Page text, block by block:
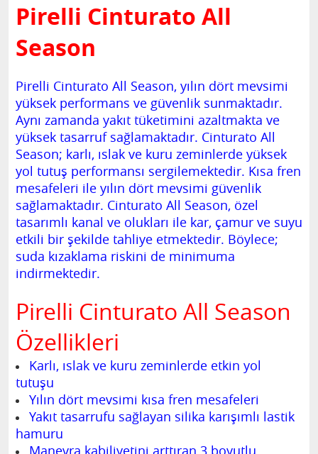
Pirelli Cinturato All
Season
Pirelli Cinturato All Season, yılın dört mevsimi
yüksek performans ve güvenlik sunmaktadır.
Aynı zamanda yakıt tüketimini azaltmakta ve
yüksek tasarruf sağlamaktadır. Cinturato All
Season; karlı, ıslak ve kuru zeminlerde yüksek
yol tutuş performansı sergilemektedir. Kısa fren
mesafeleri ile yılın dört mevsimi güvenlik
sağlamaktadır. Cinturato All Season, özel
tasarımlı kanal ve olukları ile kar, çamur ve suyu
etkili bir şekilde tahliye etmektedir. Böylece;
suda kızaklama riskini de minimuma
indirmektedir.
Pirelli Cinturato All Season
Özellikleri
Karlı, ıslak ve kuru zeminlerde etkin yol
tutuşu
Yılın dört mevsimi kısa fren mesafeleri
Yakıt tasarrufu sağlayan silika karışımlı lastik
hamuru
Manevra kabiliyetini arttıran 3 boyutlu